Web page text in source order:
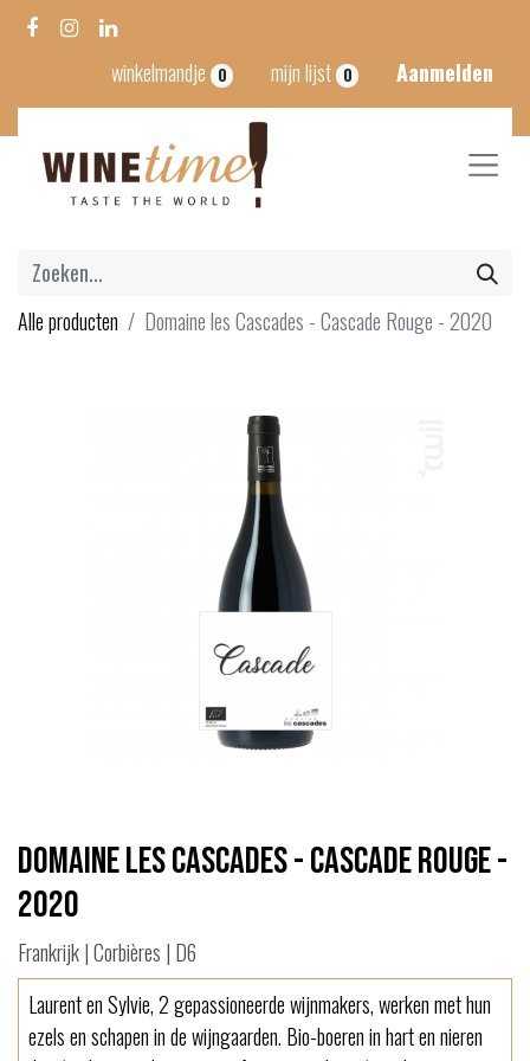
winkelmandje 0 mijn lijst 0 Aanmelden
Alle producten Domaine les Cascades - Cascade Rouge - 2020
Domaine les Cascades - Cascade Rouge -
2020
Frankrijk | Corbières | D6
Laurent en Sylvie, 2 gepassioneerde wijnmakers, werken met hun
ezels en schapen in de wijngaarden. Bio-boeren in hart en nieren